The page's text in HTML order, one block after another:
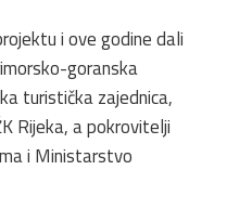
i ove godine dali
goranska
turistička zajednica,
Rijeka, a pokrovitelji
i Ministarstvo